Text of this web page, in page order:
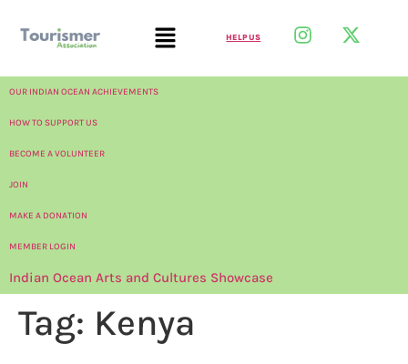
HELP US
OUR INDIAN OCEAN ACHIEVEMENTS
HOW TO SUPPORT US
BECOME A VOLUNTEER
JOIN
MAKE A DONATION
MEMBER LOGIN
Indian Ocean Arts and Cultures Showcase
Tag: Kenya